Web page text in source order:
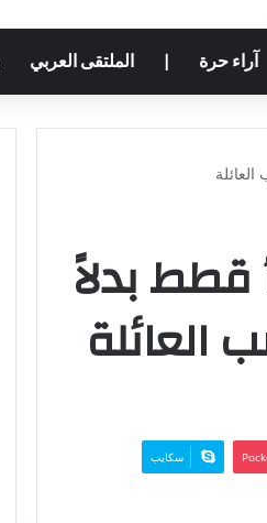
آراء حرة الملتقى العربي
قطط بدلاً
سكايب